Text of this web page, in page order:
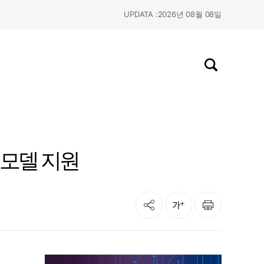
UPDATA :2026년 08월 08일
검색창 열기
델 지원
공유 글자크기 인쇄